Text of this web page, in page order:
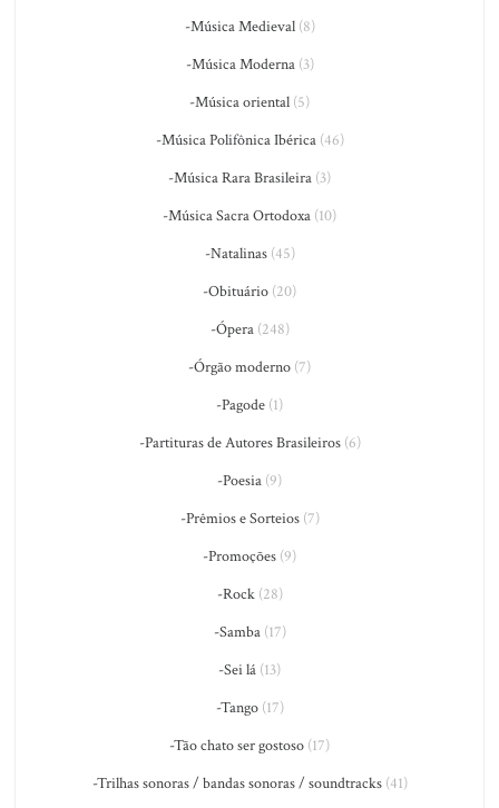
-Música Medieval(8)
-Música Moderna(3)
-Música oriental (5)
-Música Polifônica Ibérica(46)
-Música Rara Brasileira (3)
-Música Sacra Ortodoxa (10)
-Natalinas(45)
-Obituário (20)
-Ópera(248)
-Órgão moderno (7)
-Pagode (1)
-Partituras de Autores Brasileiros(6)
-Poesia (9)
-Prêmios e Sorteios(7)
-Promoções (9)
-Rock(28)
-Samba(17)
-Sei lá (13)
-Tango(17)
-Tão chato ser gostoso (17)
-Trilhas sonoras / bandas sonoras / soundtracks(41)